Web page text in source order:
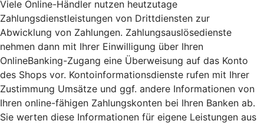
Viele Online-Händler nutzen heutzutage
Zahlungsdienstleistungen von Drittdiensten zur
Abwicklung von Zahlungen. Zahlungsauslösedienste
nehmen dann mit Ihrer Einwilligung über Ihren
OnlineBanking-Zugang eine Überweisung auf das Konto
des Shops vor. Kontoinformationsdienste rufen mit Ihrer
Zustimmung Umsätze und ggf. andere Informationen von
Ihren online-fähigen Zahlungskonten bei Ihren Banken ab.
Sie werten diese Informationen für eigene Leistungen aus